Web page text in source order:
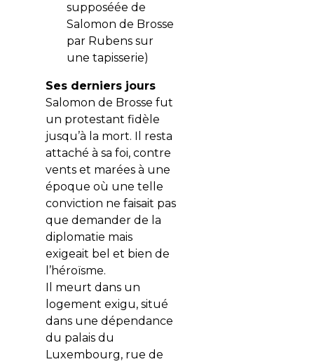
supposéée de
Salomon de Brosse
par Rubens sur
une tapisserie)
Ses derniers jours
Salomon de Brosse fut
un protestant fidèle
jusqu’à la mort. Il resta
attaché à sa foi, contre
vents et marées à une
époque où une telle
conviction ne faisait pas
que demander de la
diplomatie mais
exigeait bel et bien de
l’héroïsme.
Il meurt dans un
logement exigu, situé
dans une dépendance
du palais du
Luxembourg, rue de